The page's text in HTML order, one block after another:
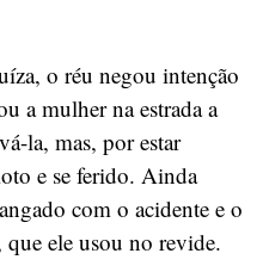
o réu negou intenção
a mulher na estrada a
la, mas, por estar
e se ferido. Ainda
com o acidente e o
que ele usou no revide.